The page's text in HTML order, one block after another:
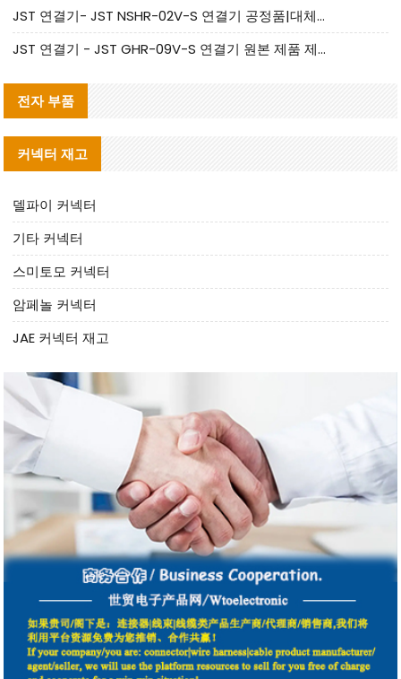
JST 연결기- JST NSHR-02V-S 연결기 공정품|대체품 제공
JST 연결기 - JST GHR-09V-S 연결기 원본 제품 제공 | 대체품 제공
전자 부품
커넥터 재고
델파이 커넥터
기타 커넥터
스미토모 커넥터
암페놀 커넥터
JAE 커넥터 재고